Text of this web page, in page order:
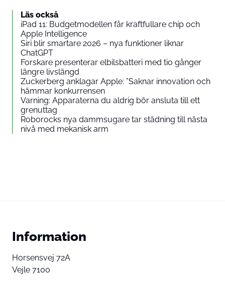
Läs också
iPad 11: Budgetmodellen får kraftfullare chip och
Apple Intelligence
Siri blir smartare 2026 – nya funktioner liknar
ChatGPT
Forskare presenterar elbilsbatteri med tio gånger
längre livslängd
Zuckerberg anklagar Apple: ”Saknar innovation och
hämmar konkurrensen
Varning: Apparaterna du aldrig bör ansluta till ett
grenuttag
Roborocks nya dammsugare tar städning till nästa
nivå med mekanisk arm
Information
Horsensvej 72A
Vejle 7100